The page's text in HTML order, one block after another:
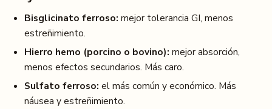
Bisglicinato ferroso: mejor tolerancia GI, menos
estreñimiento.
Hierro hemo (porcino o bovino): mejor absorción,
menos efectos secundarios. Más caro.
Sulfato ferroso: el más común y económico. Más
náusea y estreñimiento.